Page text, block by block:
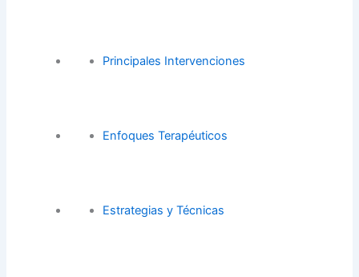
Principales Intervenciones
Enfoques Terapéuticos
Estrategias y Técnicas